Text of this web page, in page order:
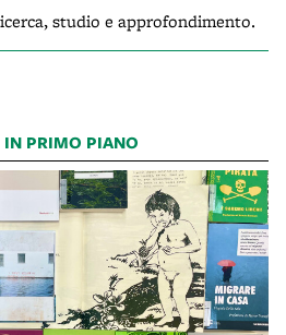
studio e approfondimento.
IN PRIMO PIANO